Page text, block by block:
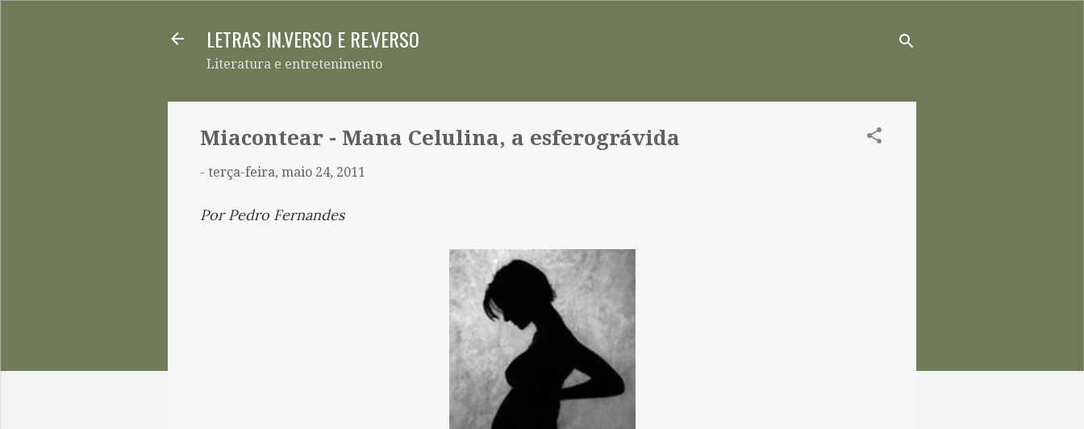
LETRAS IN.VERSO E RE.VERSO
Literatura e entretenimento
Miacontear - Mana Celulina, a esferográvida
- terça-feira, maio 24, 2011
Por Pedro Fernandes